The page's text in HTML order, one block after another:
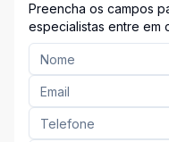
Preencha os campos
especialistas entre em